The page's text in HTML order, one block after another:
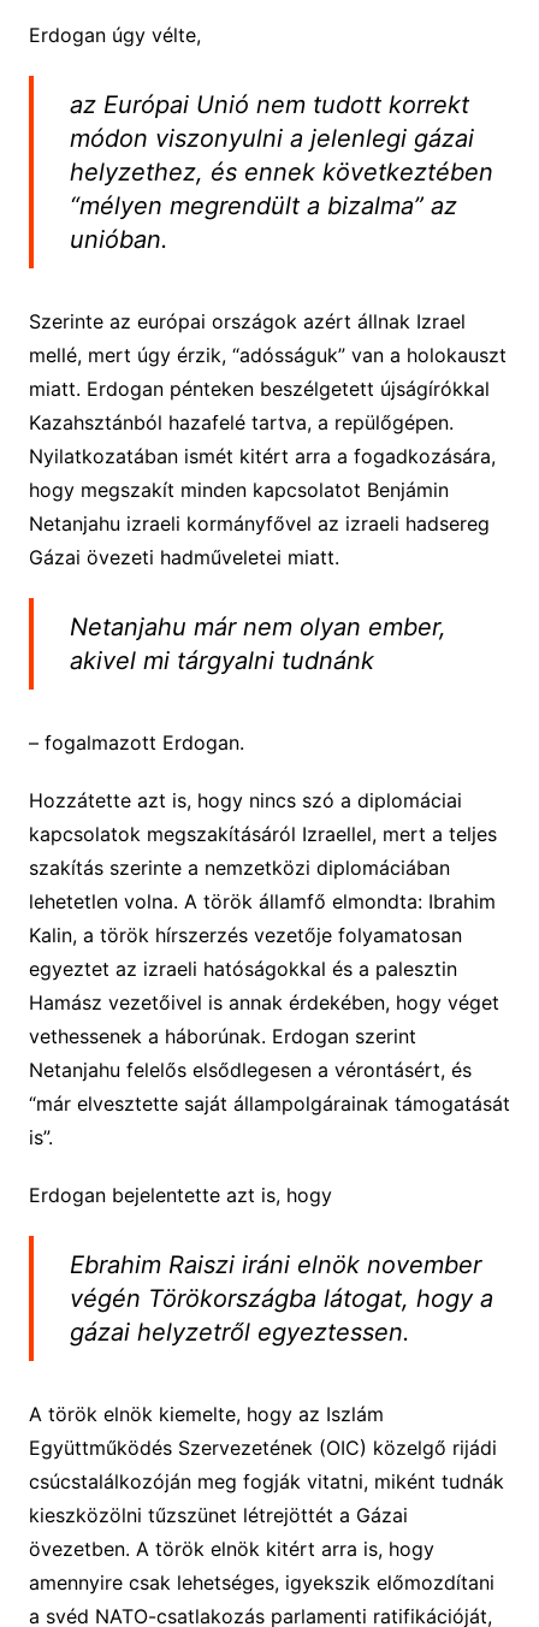
Erdogan úgy vélte,
az Európai Unió nem tudott korrekt
módon viszonyulni a jelenlegi gázai
helyzethez, és ennek következtében
“mélyen megrendült a bizalma” az
unióban.
Szerinte az európai országok azért állnak Izrael
mellé, mert úgy érzik, “adósságuk” van a holokauszt
miatt. Erdogan pénteken beszélgetett újságírókkal
Kazahsztánból hazafelé tartva, a repülőgépen.
Nyilatkozatában ismét kitért arra a fogadkozására,
hogy megszakít minden kapcsolatot Benjámin
Netanjahu izraeli kormányfővel az izraeli hadsereg
Gázai övezeti hadműveletei miatt.
Netanjahu már nem olyan ember,
akivel mi tárgyalni tudnánk
– fogalmazott Erdogan.
Hozzátette azt is, hogy nincs szó a diplomáciai
kapcsolatok megszakításáról Izraellel, mert a teljes
szakítás szerinte a nemzetközi diplomáciában
lehetetlen volna. A török államfő elmondta: Ibrahim
Kalin, a török hírszerzés vezetője folyamatosan
egyeztet az izraeli hatóságokkal és a palesztin
Hamász vezetőivel is annak érdekében, hogy véget
vethessenek a háborúnak. Erdogan szerint
Netanjahu felelős elsődlegesen a vérontásért, és
“már elvesztette saját állampolgárainak támogatását
is”.
Erdogan bejelentette azt is, hogy
Ebrahim Raiszi iráni elnök november
végén Törökországba látogat, hogy a
gázai helyzetről egyeztessen.
A török elnök kiemelte, hogy az Iszlám
Együttműködés Szervezetének (OIC) közelgő rijádi
csúcstalálkozóján meg fogják vitatni, miként tudnák
kieszközölni tűzszünet létrejöttét a Gázai
övezetben. A török elnök kitért arra is, hogy
amennyire csak lehetséges, igyekszik előmozdítani
a svéd NATO-csatlakozás parlamenti ratifikációját,